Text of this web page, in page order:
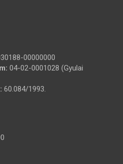
00000000
04-02-0001028 (Gyulai
60.084/1993.